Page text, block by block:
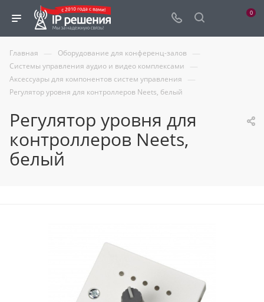
0
Главная — Оборудование для конференц-залов —
Системы управления аудио и видео комплексами —
Аксессуары для компонентов систем управления —
Регулятор уровня для контроллеров Neets, белый
Регулятор уровня для
контроллеров Neets,
белый